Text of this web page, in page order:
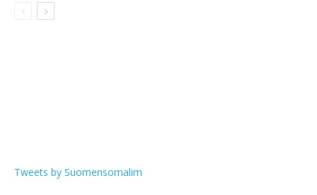
Tweets by Suomensomalim